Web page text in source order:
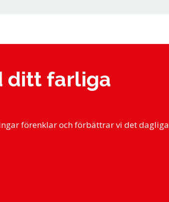
ditt farliga
förenklar och förbättrar vi det dagliga